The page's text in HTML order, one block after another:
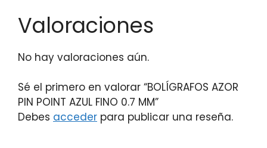
Valoraciones
No hay valoraciones aún.
Sé el primero en valorar “BOLÍGRAFOS AZOR
PIN POINT AZUL FINO 0.7 MM”
Debes acceder para publicar una reseña.